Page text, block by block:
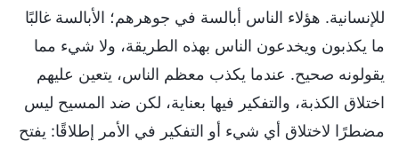
للإنسانية. هؤلاء الناس أبالسة في جوهرهم؛ الأبالسة غالبًا
ما يكذبون ويخدعون الناس بهذه الطريقة، ولا شيء مما
يقولونه صحيح. عندما يكذب معظم الناس، يتعين عليهم
اختلاق الكذبة، والتفكير فيها بعناية، لكن ضد المسيح ليس
مضطرًا لاختلاق أي شيء أو التفكير في الأمر إطلاقًا: يفتح